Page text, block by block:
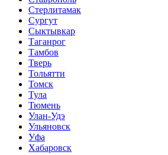
Стерлитамак
Сургут
Сыктывкар
Таганрог
Тамбов
Тверь
Тольятти
Томск
Тула
Тюмень
Улан-Удэ
Ульяновск
Уфа
Хабаровск